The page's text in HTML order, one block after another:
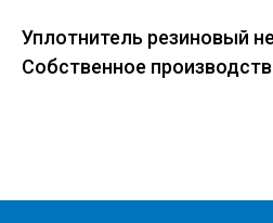
Уплотнитель резиновый
Собственное